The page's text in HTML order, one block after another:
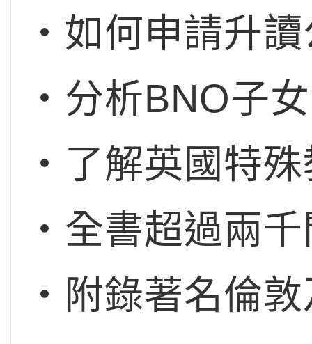
‧如何申請升
‧分析BNO子
‧了解英國特
‧全書超過兩
‧附錄著名倫